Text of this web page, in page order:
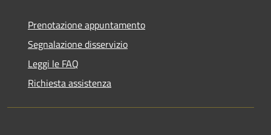
Prenotazione appuntamento
Segnalazione disservizio
Leggi le FAQ
Richiesta assistenza